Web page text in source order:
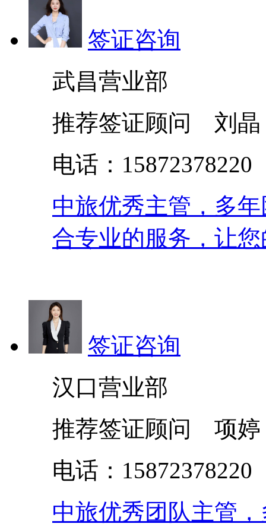
签证咨询
武昌营业部
推荐签证顾问 刘晶
电话：
中旅优秀主管，多
合专业的服务，让
签证咨询
汉口营业部
推荐签证顾问 项婷
电话：
中旅优秀团队主管